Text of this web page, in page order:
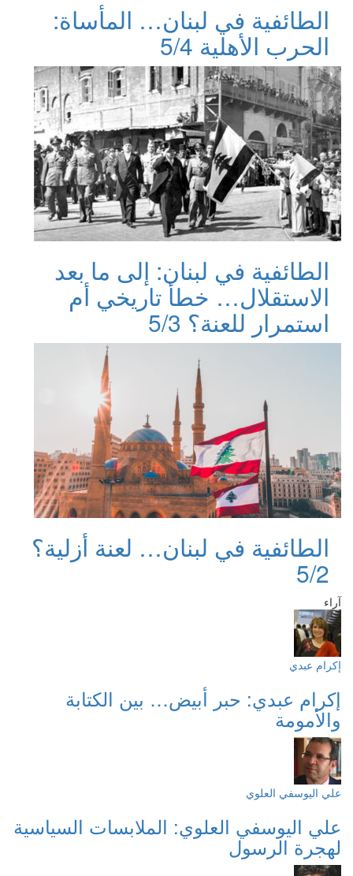
الطائفية في لبنان… المأساة:
الحرب الأهلية 5/4
الطائفية في لبنان: إلى ما بعد
الاستقلال… خطأ تاريخي أم
استمرار للعنة؟ 5/3
الطائفية في لبنان… لعنة أزلية؟
5/2
آراء
إكرام عبدي
إكرام عبدي: حبر أبيض… بين الكتابة
والأمومة
علي اليوسفي العلوي
علي اليوسفي العلوي: الملابسات السياسية
لهجرة الرسول